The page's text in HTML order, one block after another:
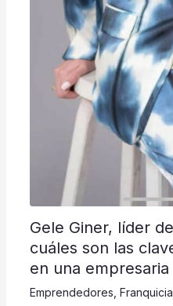
Gele Giner, líder
cuáles son las
en una
Emprendedores,